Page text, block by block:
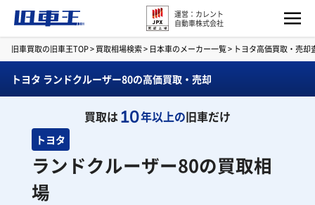
運営：カレント
自動車株式会社
旧車買取の旧車王TOP>買取相場検索> 日本車のメーカー一覧> トヨタ高価買取・売却
トヨタ ランドクルーザー80の高価買取・売却
買取は10年以上の旧車だけ
トヨタ
ランドクルーザー80の買取相
場